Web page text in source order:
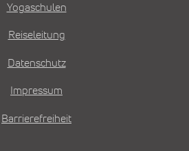
Yogaschulen
Reiseleitung
Datenschutz
Impressum
Barrierefreiheit